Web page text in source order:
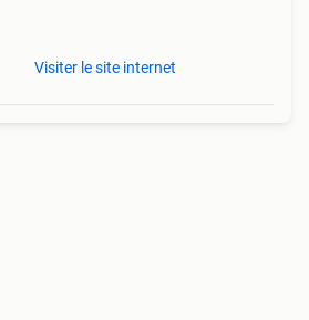
Visiter le site internet